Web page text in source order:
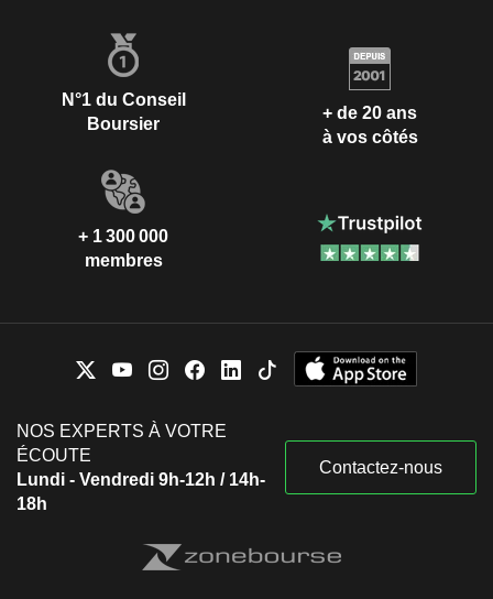
N°1 du Conseil
Boursier
+ de 20 ans
à vos côtés
+ 1 300 000
membres
NOS EXPERTS À VOTRE
ÉCOUTE
Lundi - Vendredi 9h-12h / 14h-
18h
Contactez-nous